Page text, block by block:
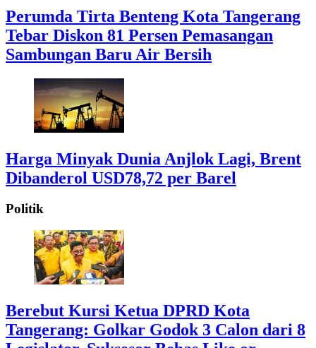
Perumda Tirta Benteng Kota Tangerang
Tebar Diskon 81 Persen Pemasangan
Sambungan Baru Air Bersih
Harga Minyak Dunia Anjlok Lagi, Brent
Dibanderol USD78,72 per Barel
Politik
Berebut Kursi Ketua DPRD Kota
Tangerang: Golkar Godok 3 Calon dari 8